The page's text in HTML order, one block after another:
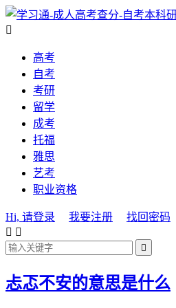

高考
自考
考研
留学
成考
托福
雅思
艺考
职业资格
Hi, 请登录 我要注册
找回密码
 

忐忑不安的意思是什么